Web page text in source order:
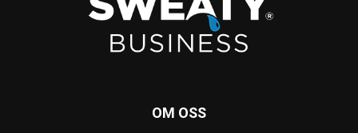
OM OSS